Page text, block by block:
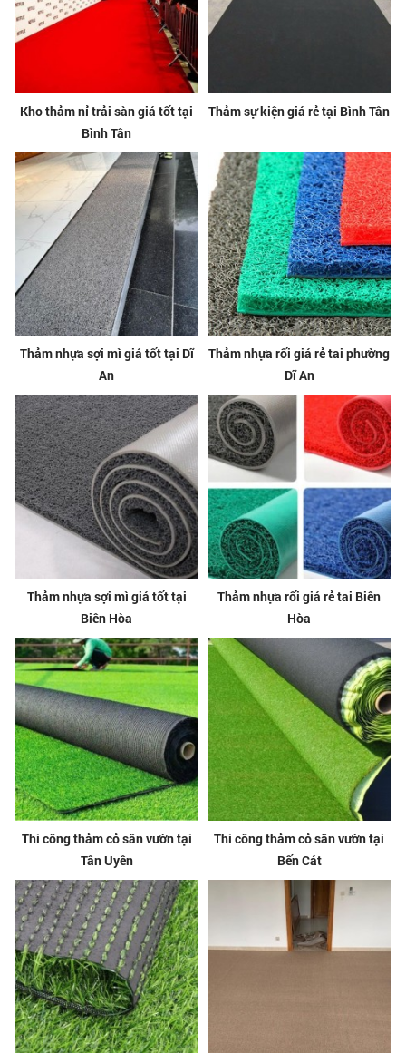
Kho thảm nỉ trải sàn giá tốt tại
Bình Tân
Thảm sự kiện giá rẻ tại Bình Tân
Thảm nhựa sợi mì giá tốt tại Dĩ
An
Thảm nhựa rối giá rẻ tai phường
Dĩ An
Thảm nhựa sợi mì giá tốt tại
Biên Hòa
Thảm nhựa rối giá rẻ tai Biên
Hòa
Thi công thảm cỏ sân vườn tại
Tân Uyên
Thi công thảm cỏ sân vườn tại
Bến Cát